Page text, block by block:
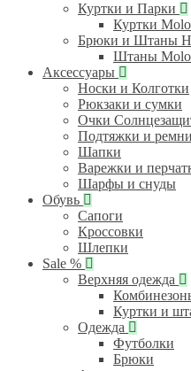
Куртки и Парки
Куртки Molo
Брюки и Штаны
Штаны Molo
Аксессуары
Носки и Колготки
Рюкзаки и сумки
Очки
Подтяжки и ремни
Шапки
Варежки и
Шарфы и снуды
Обувь
Сапоги
Кроссовки
Шлепки
Sale %
Верхняя одежда
Куртки и
Одежда
Футболки
Брюки